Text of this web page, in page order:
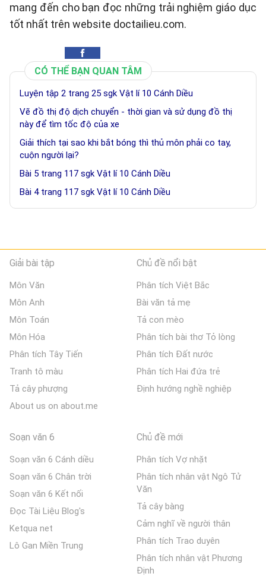
mang đến cho bạn đọc những trải nghiệm giáo dục
tốt nhất trên website doctailieu.com.
CÓ THỂ BẠN QUAN TÂM
Luyện tập 2 trang 25 sgk Vật lí 10 Cánh Diều
Vẽ đồ thị độ dịch chuyển - thời gian và sử dụng đồ thị
này để tìm tốc độ của xe
Giải thích tại sao khi bắt bóng thì thủ môn phải co tay,
cuộn người lại?
Bài 5 trang 117 sgk Vật lí 10 Cánh Diều
Bài 4 trang 117 sgk Vật lí 10 Cánh Diều
Giải bài tập
Môn Văn
Môn Anh
Môn Toán
Môn Hóa
Phân tích Tây Tiến
Tranh tô màu
Tả cây phượng
About us on about.me
Chủ đề nổi bật
Phân tích Việt Bắc
Bài văn tả mẹ
Tả con mèo
Phân tích bài thơ Tỏ lòng
Phân tích Đất nước
Phân tích Hai đứa trẻ
Định hướng nghề nghiệp
Soạn văn 6
Soạn văn 6 Cánh diều
Soạn văn 6 Chân trời
Soạn văn 6 Kết nối
Đọc Tài Liệu Blog's
Ketqua net
Lô Gan Miền Trung
Chủ đề mới
Phân tích Vợ nhặt
Phân tích nhân vật Ngô Tử
Văn
Tả cây bàng
Cảm nghĩ về người thân
Phân tích Trao duyên
Phân tích nhân vật Phương
Định